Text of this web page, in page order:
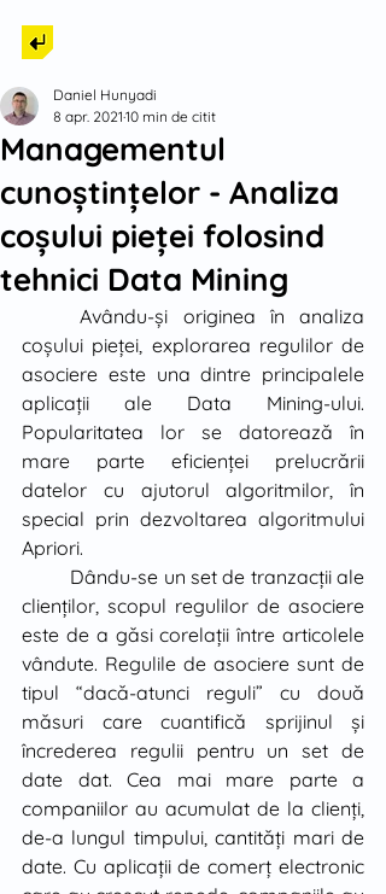
Managementul
cunoştinţelor - Analiza
coşului pieţei folosind
tehnici Data Mining
Daniel Hunyadi
8 apr. 2021 10 min de citit
	Avându-şi originea în analiza
coşului pieţei, explorarea regulilor de
asociere este una dintre principalele
aplicaţii ale Data Mining-ului.
Popularitatea lor se datorează în
mare parte eficienţei prelucrării
datelor cu ajutorul algoritmilor, în
special prin dezvoltarea algoritmului
Apriori.
clienţilor, scopul regulilor de asociere
este de a găsi corelaţii între articolele
vândute. Regulile de asociere sunt de
tipul “dacă-atunci reguli” cu două
măsuri care cuantifică sprijinul şi
încrederea regulii pentru un set de
date dat. Cea mai mare parte a
companiilor au acumulat de la clienţi,
de-a lungul timpului, cantităţi mari de
date. Cu aplicaţii de comerţ electronic